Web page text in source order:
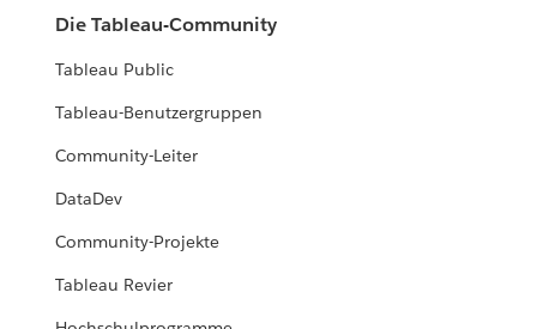
Die Tableau-Community
Tableau Public
Tableau-Benutzergruppen
Community-Leiter
DataDev
Community-Projekte
Tableau Revier